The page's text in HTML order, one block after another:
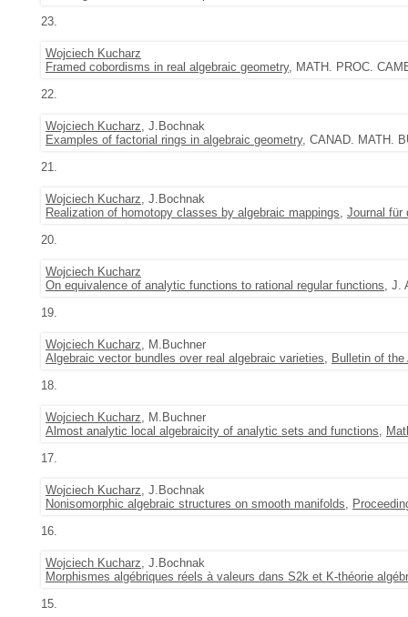
23.
Wojciech Kucharz
Framed cobordisms in real algebraic geometry, MATH. PROC.
22.
Wojciech Kucharz, J.Bochnak
Examples of factorial rings in algebraic geometry, CANAD. MATH.
21.
Wojciech Kucharz, J.Bochnak
Realization of homotopy classes by algebraic mappings, Journal für
20.
Wojciech Kucharz
On equivalence of analytic functions to rational regular functions, J.
19.
Wojciech Kucharz, M.Buchner
Algebraic vector bundles over real algebraic varieties, Bulletin of
18.
Wojciech Kucharz, M.Buchner
Almost analytic local algebraicity of analytic sets and functions,
17.
Wojciech Kucharz, J.Bochnak
Nonisomorphic algebraic structures on smooth manifolds,
16.
Wojciech Kucharz, J.Bochnak
Morphismes algébriques réels à valeurs dans S2k et K-théorie
15.